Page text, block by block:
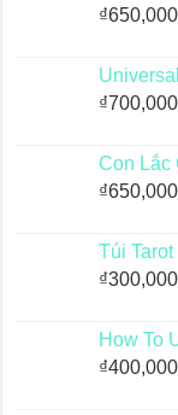
₫
₫
Con Lắc
₫
Túi
₫
How To
₫